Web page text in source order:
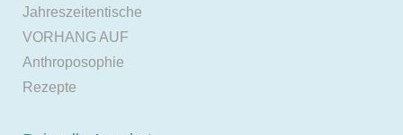
Jahreszeitentische
VORHANG AUF
Anthroposophie
Rezepte